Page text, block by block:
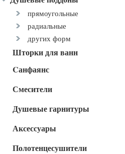
прямоугольные
радиальные
других форм
Шторки для ванн
Cанфаянс
Смесители
Душевые гарнитуры
Аксессуары
Полотенцесушители